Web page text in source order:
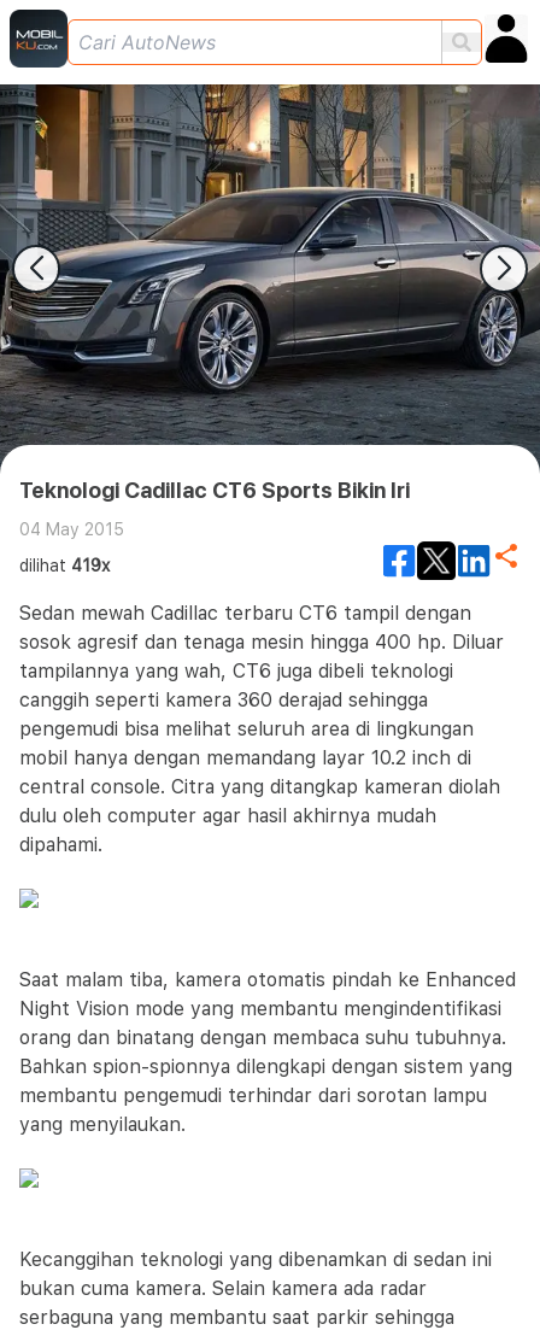
Teknologi Cadillac CT6 Sports Bikin Iri
04 May 2015
dilihat 419x
Sedan mewah Cadillac terbaru CT6 tampil dengan
sosok agresif dan tenaga mesin hingga 400 hp. Diluar
tampilannya yang wah, CT6 juga dibeli teknologi
canggih seperti kamera 360 derajad sehingga
pengemudi bisa melihat seluruh area di lingkungan
mobil hanya dengan memandang layar 10.2 inch di
central console. Citra yang ditangkap kameran diolah
dulu oleh computer agar hasil akhirnya mudah
dipahami.
Saat malam tiba, kamera otomatis pindah ke Enhanced
Night Vision mode yang membantu mengindentifikasi
orang dan binatang dengan membaca suhu tubuhnya.
Bahkan spion-spionnya dilengkapi dengan sistem yang
membantu pengemudi terhindar dari sorotan lampu
yang menyilaukan.
Kecanggihan teknologi yang dibenamkan di sedan ini
bukan cuma kamera. Selain kamera ada radar
serbaguna yang membantu saat parkir sehingga